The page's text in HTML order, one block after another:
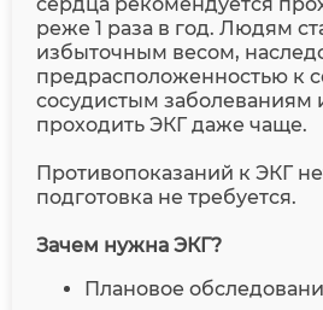
реже 1 раза в год. Людям
избыточным весом,
предрасположенностью к
сосудистым заболеваниям
проходить ЭКГ даже чаще.
Противопоказаний к ЭКГ
подготовка не требуется.
Зачем нужна ЭКГ?
Плановое